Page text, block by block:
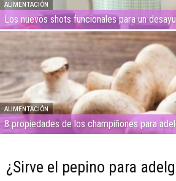
ALIMENTACIÓN
Los nuevos shots funcionales para un
ALIMENTACIÓN
8 propiedades de los champiñones para
¿Sirve el pepino para